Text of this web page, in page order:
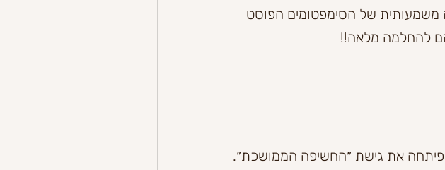
משמעותית של הסימפטומים הפוסט
את גישת ״החשיפה הממושכת״.